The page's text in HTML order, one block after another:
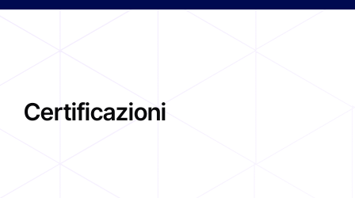
Certificazioni